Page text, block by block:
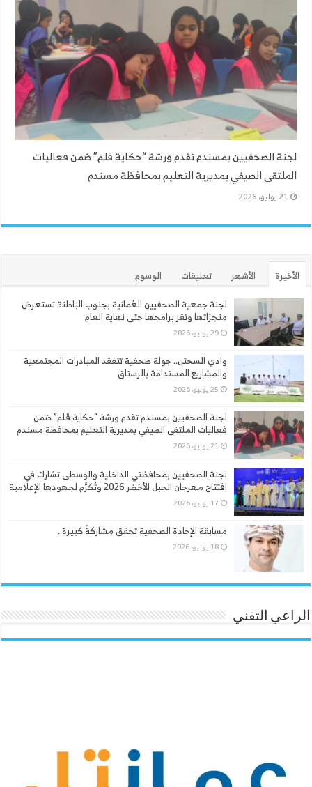
لجنة الصحفيين بمسندم تقدم ورشة “حكاية قلم” ضمن فعاليات
الملتقى الصيفي بمديرية التعليم بمحافظة مسندم
21 يوليو، 2026
الأخيرة الأشهر تعليقات
الوسوم
لجنة جمعية الصحفيين العُمانية بجنوب الباطنة تستعرض
منجزاتها وتقر برامجها حتى نهاية العام
29 يوليو، 2026
وادي السحتن.. جولة صحفية تتفقد المبادرات المجتمعية
والمشاريع المستدامة بالرستاق
25 يوليو، 2026
لجنة الصحفيين بمسندم تقدم ورشة “حكاية قلم” ضمن
فعاليات الملتقى الصيفي بمديرية التعليم بمحافظة مسندم
21 يوليو، 2026
لجنة الصحفيين بمحافظتي الداخلية والوسطى تشارك في
افتتاح مهرجان الجبل الأخضر 2026 وتُكرَّم لجهودها الإعلامية
17 يوليو، 2026
مسابقة الإجادة الصحفية تحقق مشاركةً كبيرة .
18 يونيو، 2026
الراعي التقني